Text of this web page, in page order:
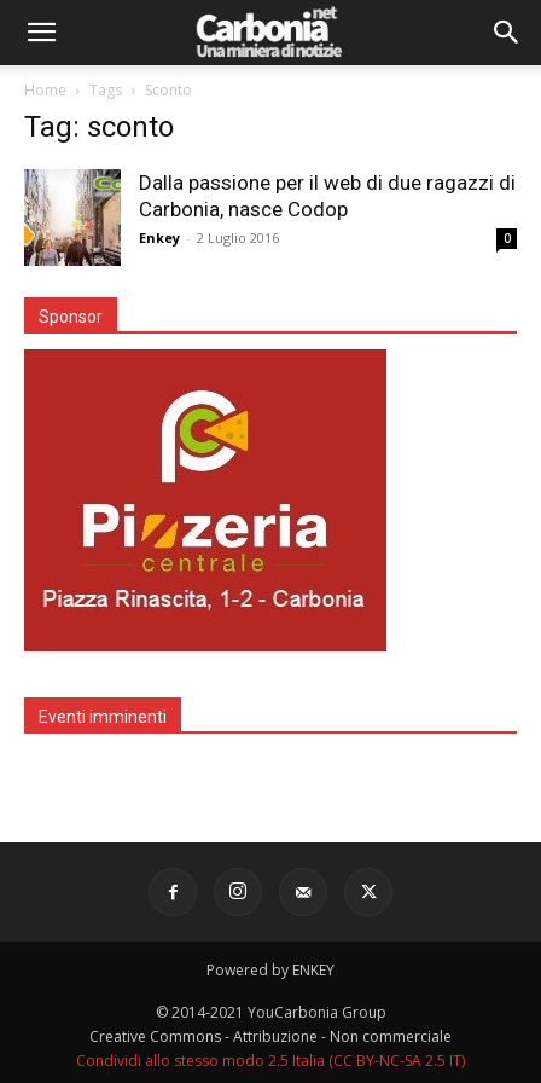
Home Tags Sconto
Tag: sconto
Dalla passione per il web di due ragazzi di
Carbonia, nasce Codop
Enkey - 2 Luglio 2016 0
Sponsor
Eventi imminenti
Powered by ENKEY
© 2014-2021 YouCarbonia Group
Creative Commons - Attribuzione - Non commerciale
Condividi allo stesso modo 2.5 Italia (CC BY-NC-SA 2.5 IT)